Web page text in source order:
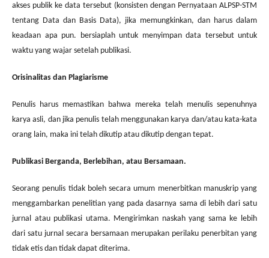
akses publik ke data tersebut (konsisten dengan Pernyataan ALPSP-STM
tentang Data dan Basis Data), jika memungkinkan, dan harus dalam
keadaan apa pun. bersiaplah untuk menyimpan data tersebut untuk
waktu yang wajar setelah publikasi.
Orisinalitas dan Plagiarisme
Penulis harus memastikan bahwa mereka telah menulis sepenuhnya
karya asli, dan jika penulis telah menggunakan karya dan/atau kata-kata
orang lain, maka ini telah dikutip atau dikutip dengan tepat.
Publikasi Berganda, Berlebihan, atau Bersamaan.
Seorang penulis tidak boleh secara umum menerbitkan manuskrip yang
menggambarkan penelitian yang pada dasarnya sama di lebih dari satu
jurnal atau publikasi utama. Mengirimkan naskah yang sama ke lebih
dari satu jurnal secara bersamaan merupakan perilaku penerbitan yang
tidak etis dan tidak dapat diterima.